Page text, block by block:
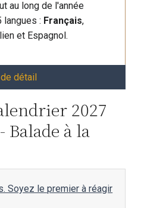
au long de l'année
langues : Français,
et Espagnol.
détail
2027
Balade à la
Soyez le premier à réagir